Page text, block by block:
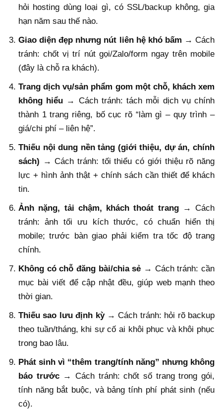
hỏi hosting dùng loại gì, có SSL/backup không, gia
hạn năm sau thế nào.
Giao diện đẹp nhưng nút liên hệ khó bấm → Cách
tránh: chốt vị trí nút gọi/Zalo/form ngay trên mobile
(đây là chỗ ra khách).
Trang dịch vụ/sản phẩm gom một chỗ, khách xem
không hiểu → Cách tránh: tách mỗi dịch vụ chính
thành 1 trang riêng, bố cục rõ “làm gì – quy trình –
giá/chi phí – liên hệ”.
Thiếu nội dung nền tảng (giới thiệu, dự án, chính
sách) → Cách tránh: tối thiểu có giới thiệu rõ năng
lực + hình ảnh thật + chính sách cần thiết để khách
tin.
Ảnh nặng, tải chậm, khách thoát trang→ Cách
tránh: ảnh tối ưu kích thước, có chuẩn hiển thị
mobile; trước bàn giao phải kiểm tra tốc độ trang
chính.
Không có chỗ đăng bài/chia sẻ → Cách tránh: cần
mục bài viết để cập nhật đều, giúp web mạnh theo
thời gian.
Thiếu sao lưu định kỳ→ Cách tránh: hỏi rõ backup
theo tuần/tháng, khi sự cố ai khôi phục và khôi phục
trong bao lâu.
Phát sinh vì “thêm trang/tính năng” nhưng không
báo trước→ Cách tránh: chốt số trang trong gói,
tính năng bắt buộc, và bảng tính phí phát sinh (nếu
có).